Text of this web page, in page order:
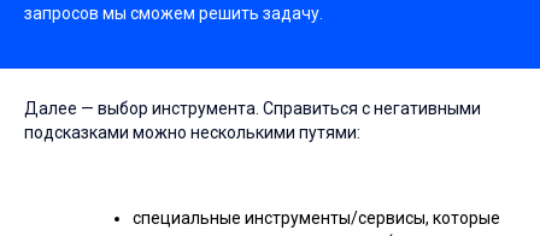
запросов мы сможем решить задачу.
Далее — выбор инструмента. Справиться с негативными
подсказками можно несколькими путями:
специальные инструменты/сервисы, которые